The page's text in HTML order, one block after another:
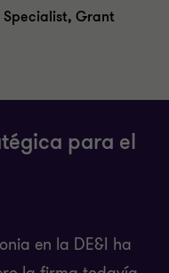
Grant
para el
en la DE&I ha